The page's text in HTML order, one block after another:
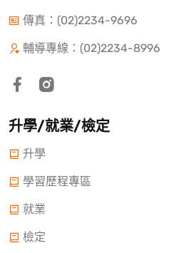
傳真：(02)2234-9696
輔導專線：(02)2234-8996
升學/就業/檢定
升學
學習歷程專區
就業
檢定